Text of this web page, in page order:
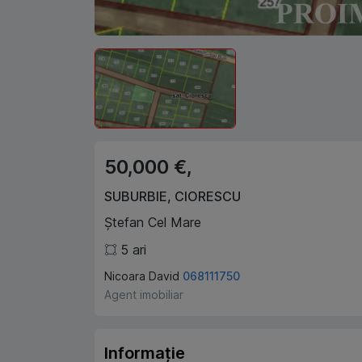
50,000 €,
SUBURBIE, CIORESCU
Ștefan Cel Mare
5 ari
Nicoara David 068111750
Agent imobiliar
Informație